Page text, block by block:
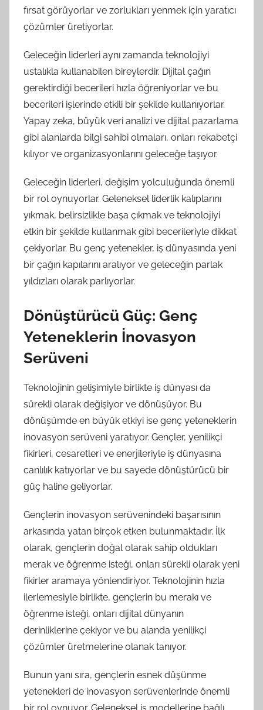
fırsat görüyorlar ve zorlukları yenmek için yaratıcı
çözümler üretiyorlar.
Geleceğin liderleri aynı zamanda teknolojiyi
ustalıkla kullanabilen bireylerdir. Dijital çağın
gerektirdiği becerileri hızla öğreniyorlar ve bu
becerileri işlerinde etkili bir şekilde kullanıyorlar.
Yapay zeka, büyük veri analizi ve dijital pazarlama
gibi alanlarda bilgi sahibi olmaları, onları rekabetçi
kılıyor ve organizasyonlarını geleceğe taşıyor.
Geleceğin liderleri, değişim yolculuğunda önemli
bir rol oynuyorlar. Geleneksel liderlik kalıplarını
yıkmak, belirsizlikle başa çıkmak ve teknolojiyi
etkin bir şekilde kullanmak gibi becerileriyle dikkat
çekiyorlar. Bu genç yetenekler, iş dünyasında yeni
bir çağın kapılarını aralıyor ve geleceğin parlak
yıldızları olarak parlıyorlar.
Dönüştürücü Güç: Genç
Yeteneklerin İnovasyon
Serüveni
Teknolojinin gelişimiyle birlikte iş dünyası da
sürekli olarak değişiyor ve dönüşüyor. Bu
dönüşümde en büyük etkiyi ise genç yeteneklerin
inovasyon serüveni yaratıyor. Gençler, yenilikçi
fikirleri, cesaretleri ve enerjileriyle iş dünyasına
canlılık katıyorlar ve bu sayede dönüştürücü bir
güç haline geliyorlar.
Gençlerin inovasyon serüvenindeki başarısının
arkasında yatan birçok etken bulunmaktadır. İlk
olarak, gençlerin doğal olarak sahip oldukları
merak ve öğrenme isteği, onları sürekli olarak yeni
fikirler aramaya yönlendiriyor. Teknolojinin hızla
ilerlemesiyle birlikte, gençlerin bu merakı ve
öğrenme isteği, onları dijital dünyanın
derinliklerine çekiyor ve bu alanda yenilikçi
çözümler üretmelerine olanak tanıyor.
Bunun yanı sıra, gençlerin esnek düşünme
yetenekleri de inovasyon serüvenlerinde önemli